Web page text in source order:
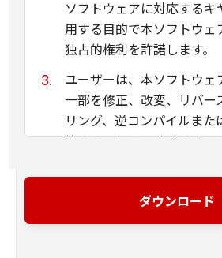
ソフトウェアに対応するキ
用する目的で本ソフトウェ
独占的権利を許諾します。
ユーザーは、本ソフトウェ
一部を修正、改変、リバー
リング、逆コンパイルまた
等することはできません。
ン株式会社およびキヤノン
は、本ソフトウェアがユー
ダウンロード